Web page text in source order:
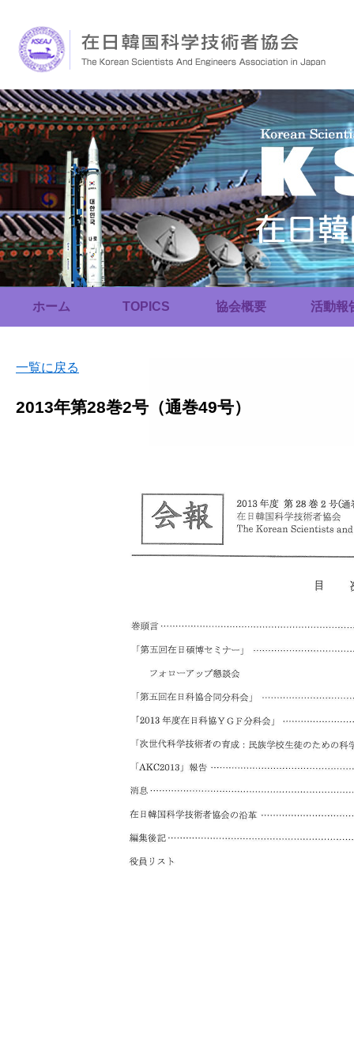
ホーム TOPICS 協会概要 活動報
一覧に戻る
2013年第28巻2号（通巻49号）